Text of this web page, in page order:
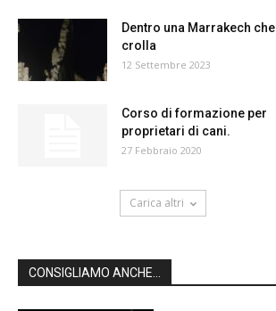
Dentro una Marrakech che
crolla
12 Settembre 2023
Corso di formazione per
proprietari di cani.
27 Febbraio 2020
Carica altri
CONSIGLIAMO ANCHE...